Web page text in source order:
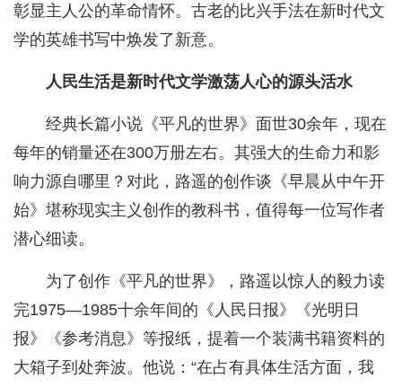
彰显主人公的革命情怀。古老的比兴手法在新时代文
学的英雄书写中焕发了新意。
人民生活是新时代文学激荡人心的源头活水
经典长篇小说《平凡的世界》面世30余年，现在
每年的销量还在300万册左右。其强大的生命力和影
响力源自哪里？对此，路遥的创作谈《早晨从中午开
始》堪称现实主义创作的教科书，值得每一位写作者
潜心细读。
为了创作《平凡的世界》，路遥以惊人的毅力读
完1975—1985十余年间的《人民日报》《光明日
报》《参考消息》等报纸，提着一个装满书籍资料的
大箱子到处奔波。他说：“在占有具体生活方面，我